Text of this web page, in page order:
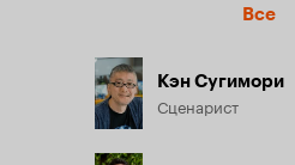
Все
Кэн Сугимори
Сценарист